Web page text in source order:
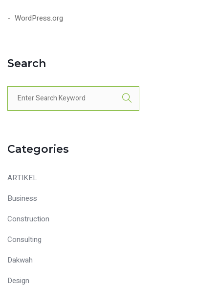
WordPress.org
Search
Categories
ARTIKEL
Business
Construction
Consulting
Dakwah
Design